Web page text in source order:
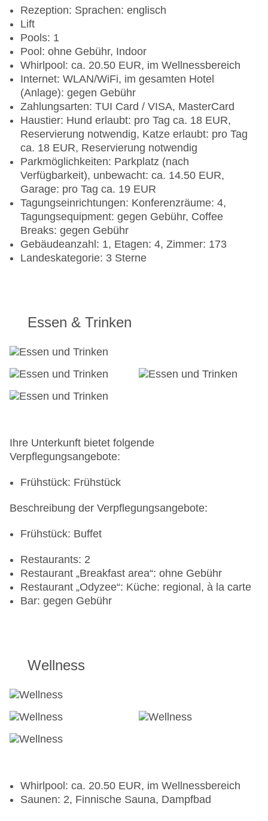
Rezeption: Sprachen: englisch
Lift
Pools: 1
Pool: ohne Gebühr, Indoor
Whirlpool: ca. 20.50 EUR, im Wellnessbereich
Internet: WLAN/WiFi, im gesamten Hotel
(Anlage): gegen Gebühr
Zahlungsarten: TUI Card / VISA, MasterCard
Haustier: Hund erlaubt: pro Tag ca. 18 EUR,
Reservierung notwendig, Katze erlaubt: pro Tag
ca. 18 EUR, Reservierung notwendig
Parkmöglichkeiten: Parkplatz (nach
Verfügbarkeit), unbewacht: ca. 14.50 EUR,
Garage: pro Tag ca. 19 EUR
Tagungseinrichtungen: Konferenzräume: 4,
Tagungsequipment: gegen Gebühr, Coffee
Breaks: gegen Gebühr
Gebäudeanzahl: 1, Etagen: 4, Zimmer: 173
Landeskategorie: 3 Sterne
Essen & Trinken
Ihre Unterkunft bietet folgende
Verpflegungsangebote:
Frühstück: Frühstück
Beschreibung der Verpflegungsangebote:
Frühstück: Buffet
Restaurants: 2
Restaurant „Breakfast area“: ohne Gebühr
Restaurant „Odyzee“: Küche: regional, à la carte
Bar: gegen Gebühr
Wellness
Whirlpool: ca. 20.50 EUR, im Wellnessbereich
Saunen: 2, Finnische Sauna, Dampfbad